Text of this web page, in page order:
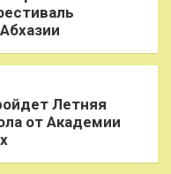
Летняя
от Академии